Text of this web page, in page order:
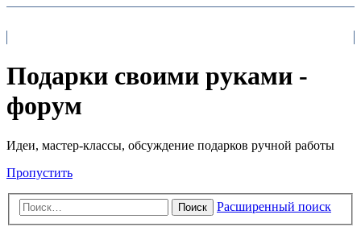
Подарки своими руками -
форум
Идеи, мастер-классы, обсуждение подарков ручной работы
Пропустить
Поиск Расширенный поиск